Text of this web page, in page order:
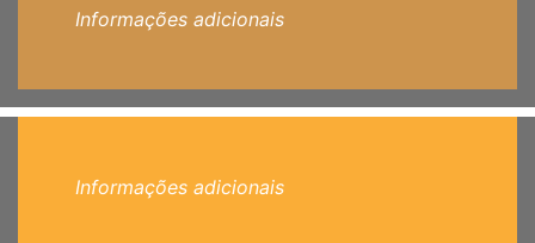
Informações adicionais
Informações adicionais